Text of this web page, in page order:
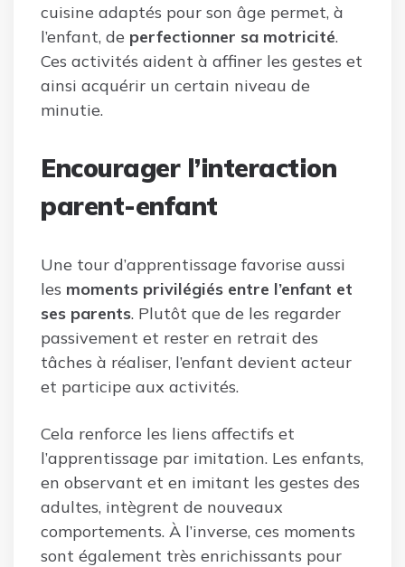
cuisine adaptés pour son âge permet, à
l’enfant, de perfectionner sa motricité.
Ces activités aident à affiner les gestes et
ainsi acquérir un certain niveau de
minutie.
Encourager l’interaction
parent-enfant
Une tour d’apprentissage favorise aussi
les moments privilégiés entre l’enfant et
ses parents. Plutôt que de les regarder
passivement et rester en retrait des
tâches à réaliser, l’enfant devient acteur
et participe aux activités.
Cela renforce les liens affectifs et
l’apprentissage par imitation. Les enfants,
en observant et en imitant les gestes des
adultes, intègrent de nouveaux
comportements. À l’inverse, ces moments
sont également très enrichissants pour